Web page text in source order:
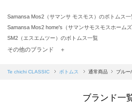
Samansa Mos2（サマンサ モスモス）のボトムス一
Samansa Mos2 home's（サマンサモスモスホーム
SM2（エスエムツー）のボトムス一覧
TSUHARU by Samansa Mos2（ツハルバイサマン
Samansa Mos2 blue（サマンサモスモス ブルー）の
sō4ū（ソウフォーユー）のボトムス一覧
その他のブランド ＋
Te chichi CLASSIC ボトムス 通常商品 ブルー
ブランド一